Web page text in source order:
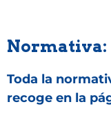
Normativa:
Toda la
recoge en la